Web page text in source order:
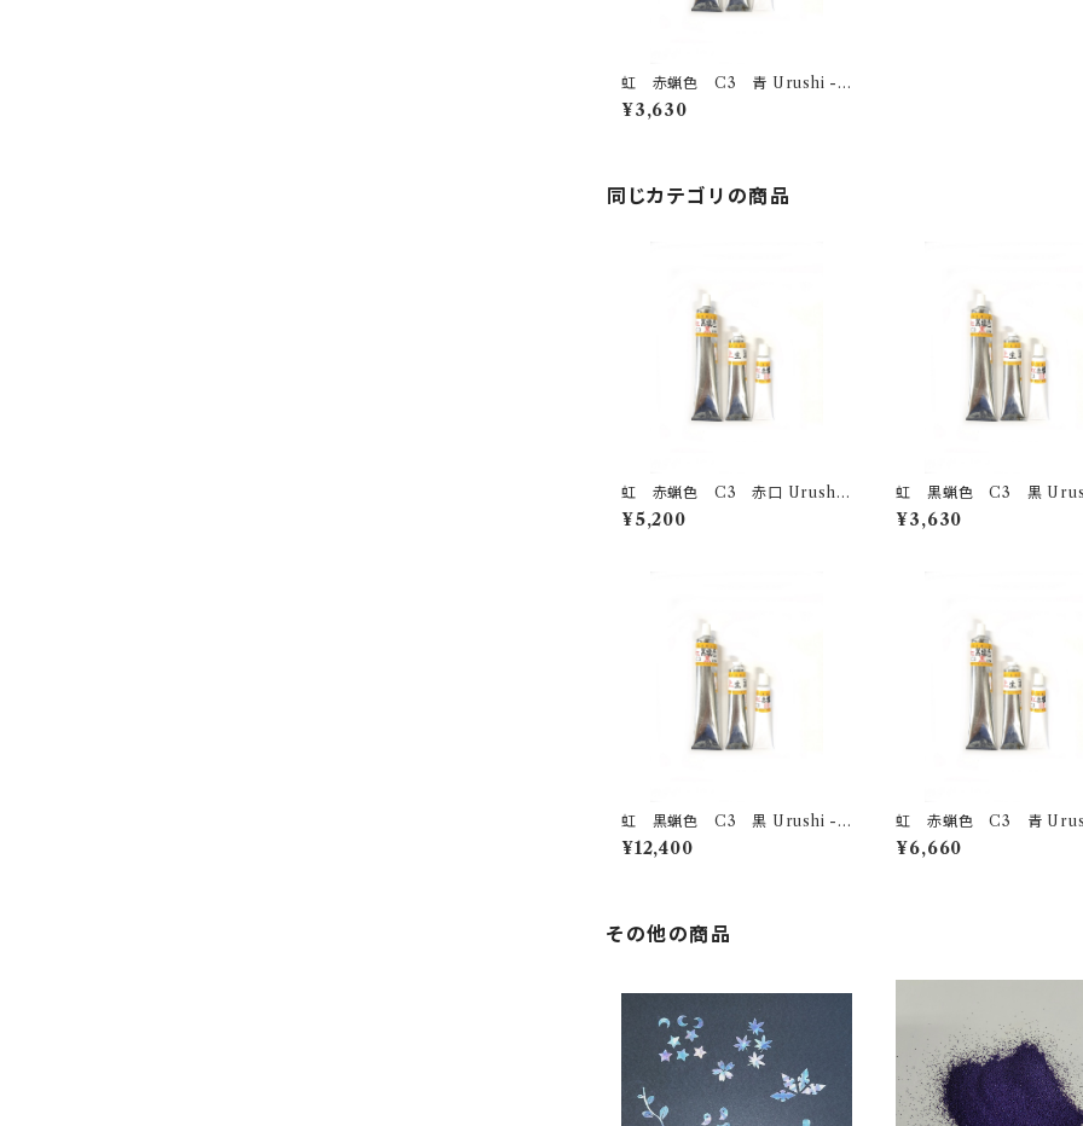
虹 赤蝋色 C3 青 Urushi -bl
ack- 50g
¥3,630
同じカテゴリの商品
虹 赤蝋色 C3 赤口 Urushi
-Akakuchi red- 100g
¥5,200
虹 黒蝋色 C3 黒 Urushi -bl
ack- 50g
¥3,630
虹 黒蝋色 C3 黒 Urushi -bl
ack- 200g
¥12,400
虹 赤蝋色 C3 青 Urushi -bl
ue- 100g
¥6,660
その他の商品